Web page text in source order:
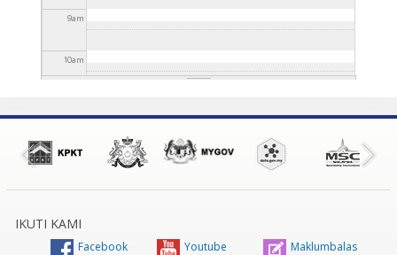
9am
10am
2pm
IKUTI KAMI
Facebook Youtube Maklumbalas